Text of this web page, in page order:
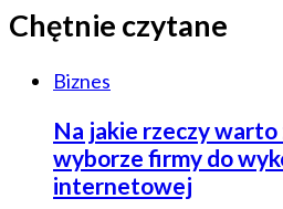
Chętnie czytane
Biznes
Na jakie rzeczy
wyborze firmy do
internetowej